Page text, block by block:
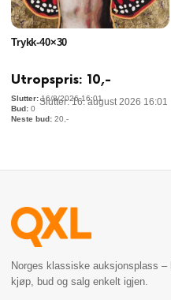
Slutter: 16. august 2026 16:01
Trykk-40×30
Utropspris: 10,-
16/8/2026 16:01
0
20,-
Norges klassiske auksjonsplass –
kjøp, bud og salg enkelt igjen.